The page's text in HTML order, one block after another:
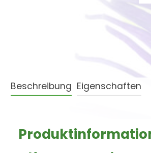
Beschreibung Eigenschaften